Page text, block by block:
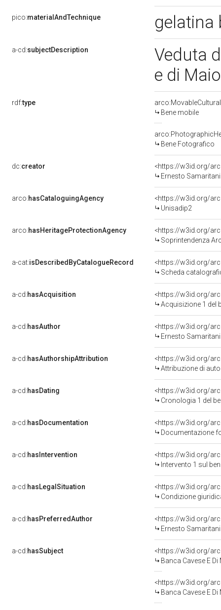
pico:materialAndTechnique
a-cd:subjectDescription
Veduta
e di
rdf:type
Bene mobile
Bene Fotografico
dc:creator
<https://w3id.org/
Ernesto Samaritani
arco:hasCataloguingAgency
<https://w3id.org/
Unisadip2
arco:hasHeritageProtectionAgency
<https://w3id.org/
Soprintendenza
a-cat:isDescribedByCatalogueRecord
<https://w3id.org/
Scheda
a-cd:hasAcquisition
<https://w3id.org/
Acquisizione 1 del
a-cd:hasAuthor
<https://w3id.org/
Ernesto Samaritani
a-cd:hasAuthorshipAttribution
<https://w3id.org/
Attribuzione di
a-cd:hasDating
<https://w3id.org/
Cronologia 1 del
a-cd:hasDocumentation
Documentazione
a-cd:hasIntervention
<https://w3id.org/
Intervento 1 sul
a-cd:hasLegalSituation
<https://w3id.org/
Condizione
a-cd:hasPreferredAuthor
<https://w3id.org/
Ernesto Samaritani
a-cd:hasSubject
<https://w3id.org/
Banca Cavese E Di
<https://w3id.org/
Banca Cavese E